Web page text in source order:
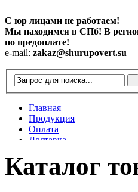
С юр лицами не работаем!
Мы находимся в СПб! В
по предоплате!
e-mail: zakaz@shurupovert.su
Главная
Продукция
Оплата
Доставка
Статьи
Каталог